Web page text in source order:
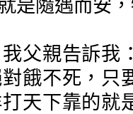
是隨遇而安
父親告訴我
餓不死，只
天下靠的就